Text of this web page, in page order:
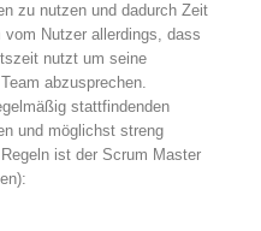
zu nutzen und dadurch Zeit
Nutzer allerdings, dass
nutzt um seine
abzusprechen.
stattfindenden
und möglichst streng
ist der Scrum Master